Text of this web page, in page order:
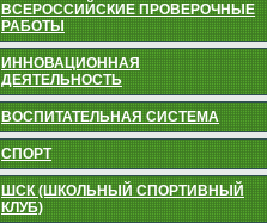
ВСЕРОССИЙСКИЕ ПРОВЕРОЧНЫЕ
РАБОТЫ
ИННОВАЦИОННАЯ
ДЕЯТЕЛЬНОСТЬ
ВОСПИТАТЕЛЬНАЯ СИСТЕМА
СПОРТ
ШСК (ШКОЛЬНЫЙ СПОРТИВНЫЙ
КЛУБ)